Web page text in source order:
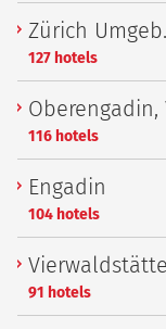
Zürich Umgeb.
127 hotels
Oberengadin,
116 hotels
Engadin
104 hotels
91 hotels